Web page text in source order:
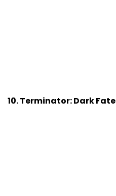
10. Terminator: Dark Fate